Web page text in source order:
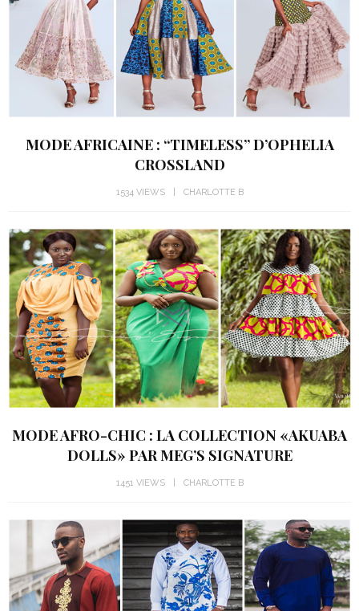
MODE AFRICAINE : “TIMELESS” D’OPHELIA
CROSSLAND
1534 VIEWS CHARLOTTE B
MODE AFRO-CHIC : LA COLLECTION «AKUABA
DOLLS» PAR MEG’S SIGNATURE
1451 VIEWS CHARLOTTE B